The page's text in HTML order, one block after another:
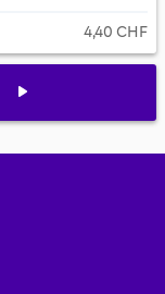
4,40 CHF